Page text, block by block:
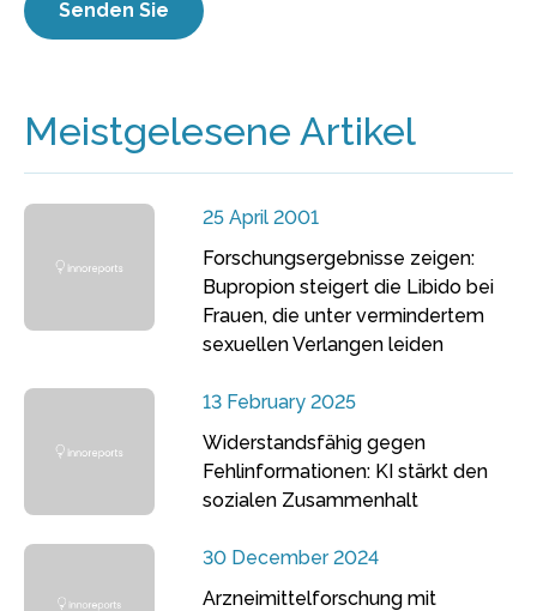
Meistgelesene Artikel
25 April 2001
Forschungsergebnisse zeigen:
Bupropion steigert die Libido bei
Frauen, die unter vermindertem
sexuellen Verlangen leiden
13 February 2025
Widerstandsfähig gegen
Fehlinformationen: KI stärkt den
sozialen Zusammenhalt
30 December 2024
Arzneimittelforschung mit